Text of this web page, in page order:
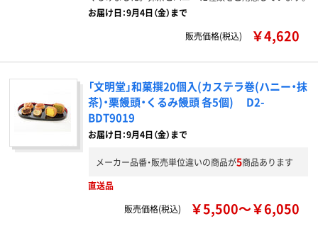
お届け日：9月4日（金）まで
販売価格(税込)
￥4,620
「文明堂」和菓撰20個入(カステラ巻(ハニー・抹
茶)・栗饅頭・くるみ饅頭 各5個) D2-
BDT9019
お届け日：9月4日（金）まで
メーカー品番・販売単位違いの商品が5商品あります
直送品
販売価格(税込)
￥5,500～￥6,050